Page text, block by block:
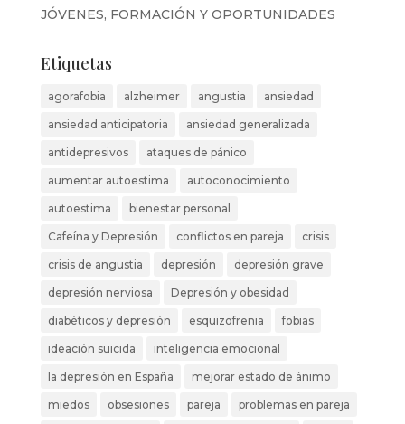
JÓVENES, FORMACIÓN Y OPORTUNIDADES
Etiquetas
agorafobia alzheimer angustia ansiedad
ansiedad anticipatoria ansiedad generalizada
antidepresivos ataques de pánico
aumentar autoestima autoconocimiento
autoestima bienestar personal
Cafeína y Depresión conflictos en pareja crisis
crisis de angustia depresión depresión grave
depresión nerviosa Depresión y obesidad
diabéticos y depresión esquizofrenia fobias
ideación suicida inteligencia emocional
la depresión en España mejorar estado de ánimo
miedos obsesiones pareja problemas en pareja